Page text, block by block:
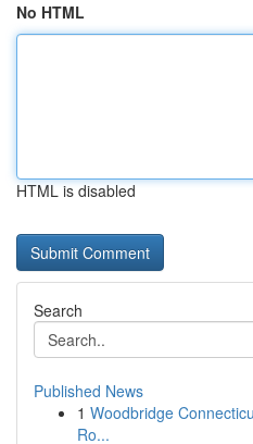
No HTML
HTML is disabled
Search
Published News
1 Woodbridge
Ro...